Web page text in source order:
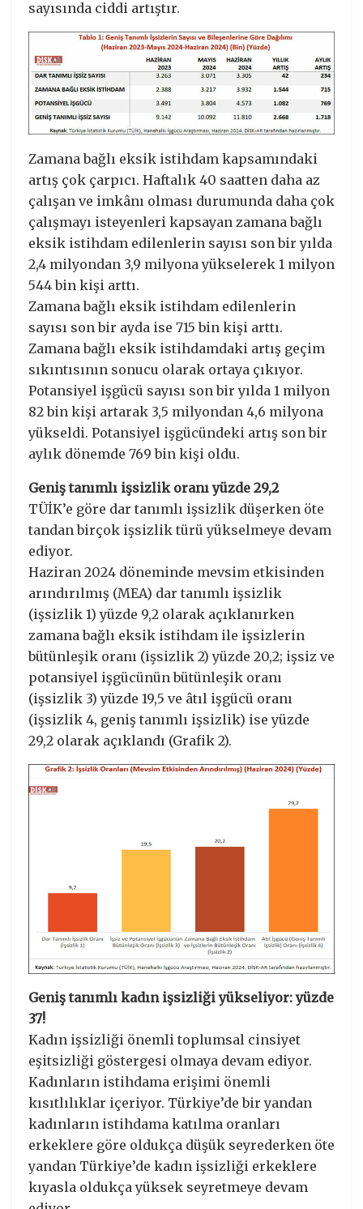
sayısında ciddi artıştır.
Zamana bağlı eksik istihdam kapsamındaki
artış çok çarpıcı. Haftalık 40 saatten daha az
çalışan ve imkânı olması durumunda daha çok
çalışmayı isteyenleri kapsayan zamana bağlı
eksik istihdam edilenlerin sayısı son bir yılda
2,4 milyondan 3,9 milyona yükselerek 1 milyon
544 bin kişi arttı.
Zamana bağlı eksik istihdam edilenlerin
sayısı son bir ayda ise 715 bin kişi arttı.
Zamana bağlı eksik istihdamdaki artış geçim
sıkıntısının sonucu olarak ortaya çıkıyor.
Potansiyel işgücü sayısı son bir yılda 1 milyon
82 bin kişi artarak 3,5 milyondan 4,6 milyona
yükseldi. Potansiyel işgücündeki artış son bir
aylık dönemde 769 bin kişi oldu.
Geniş tanımlı işsizlik oranı yüzde 29,2
TÜİK’e göre dar tanımlı işsizlik düşerken öte
tandan birçok işsizlik türü yükselmeye devam
ediyor.
Haziran 2024 döneminde mevsim etkisinden
arındırılmış (MEA) dar tanımlı işsizlik
(işsizlik 1) yüzde 9,2 olarak açıklanırken
zamana bağlı eksik istihdam ile işsizlerin
bütünleşik oranı (işsizlik 2) yüzde 20,2; işsiz ve
potansiyel işgücünün bütünleşik oranı
(işsizlik 3) yüzde 19,5 ve âtıl işgücü oranı
(işsizlik 4, geniş tanımlı işsizlik) ise yüzde
29,2 olarak açıklandı (Grafik 2).
Geniş tanımlı kadın işsizliği yükseliyor: yüzde
37!
Kadın işsizliği önemli toplumsal cinsiyet
eşitsizliği göstergesi olmaya devam ediyor.
Kadınların istihdama erişimi önemli
kısıtlılıklar içeriyor. Türkiye’de bir yandan
kadınların istihdama katılma oranları
erkeklere göre oldukça düşük seyrederken öte
yandan Türkiye’de kadın işsizliği erkeklere
kıyasla oldukça yüksek seyretmeye devam